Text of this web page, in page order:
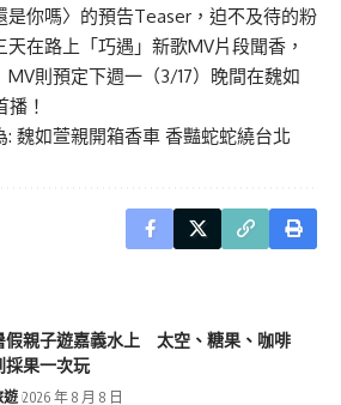
是你嗎〉的預告Teaser，迫不及待的粉
在路上「巧遇」新歌MV片段聞香，
則預定下週一（3/17）晚間在魏如
！
: 魏如萱親開箱香車 香豔蛇蛇繞台北
假親子遊嘉義水上 太空、糖果、咖啡
採果一次玩
遊 2026 年 8 月 8 日